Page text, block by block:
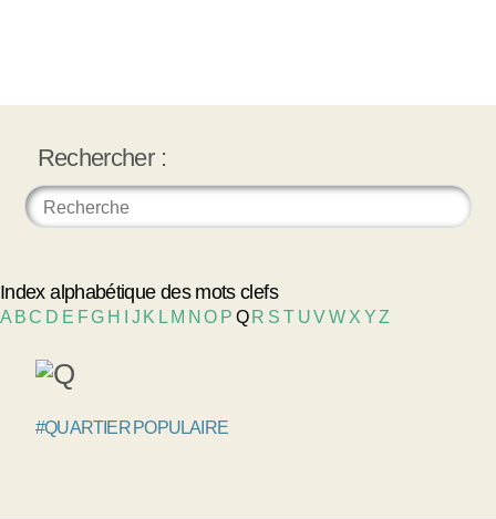
Rechercher :
Index alphabétique des mots clefs
A BC D E FG H J K L M NO P Q R S T UVW X YZ
#QUARTIER POPULAIRE